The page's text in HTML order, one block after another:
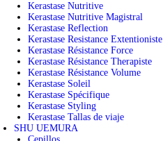
Kerastase Nutritive
Kerastase Nutritive Magistral
Kerastase Reflection
Kerastase Resistance Extentioniste
Kerastase Résistance Force
Kerastase Résistance Therapiste
Kerastase Résistance Volume
Kerastase Soleil
Kerastase Spécifique
Kerastase Styling
Kerastase Tallas de viaje
SHU UEMURA